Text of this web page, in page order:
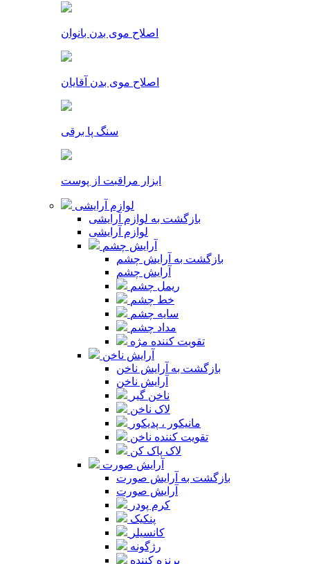
اصلاح موی بدن بانوان
اصلاح موی بدن آقایان
سنگ پا برقی
ابزار مراقبت از پوست
لوازم آرایشی
بازگشت به لوازم آرایشی
لوازم آرایشی
آرایش چشم
بازگشت به آرایش چشم
آرایش چشم
ریمل چشم
خط چشم
سایه چشم
مداد چشم
تقویت کننده مژه
آرایش ناخن
بازگشت به آرایش ناخن
آرایش ناخن
ناخن گیر
لاک ناخن
مانیکور ، پدیکور
تقویت کننده ناخن
لاک پاک کن
آرایش صورت
بازگشت به آرایش صورت
آرایش صورت
کرم پودر
پنکیک
کانسیلر
رژگونه
برنزه کننده